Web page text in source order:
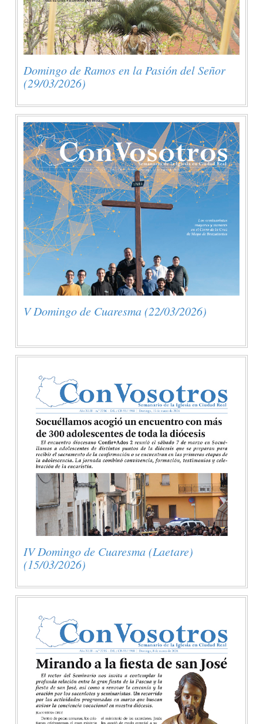
Domingo de Ramos en la Pasión del Señor
(29/03/2026)
V Domingo de Cuaresma (22/03/2026)
IV Domingo de Cuaresma (Laetare)
(15/03/2026)